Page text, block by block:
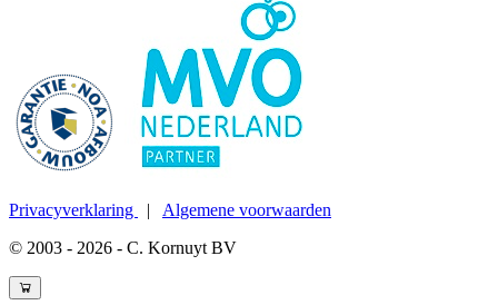
Privacyverklaring | Algemene voorwaarden
© 2003 - 2026 - C. Kornuyt BV